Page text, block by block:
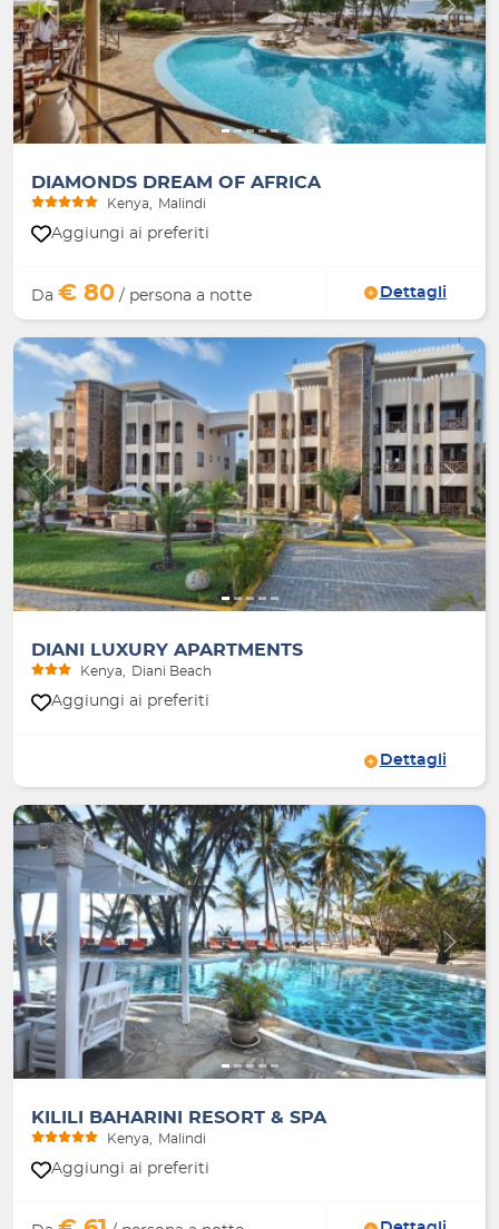
Indietro Avanti
DIAMONDS DREAM OF AFRICA
Kenya Malindi
Aggiungi ai preferiti
Da € 80 / persona a notte Dettagli
Indietro Avanti
DIANI LUXURY APARTMENTS
Kenya Diani Beach
Aggiungi ai preferiti
Dettagli
Indietro Avanti
KILILI BAHARINI RESORT & SPA
Kenya Malindi
Aggiungi ai preferiti